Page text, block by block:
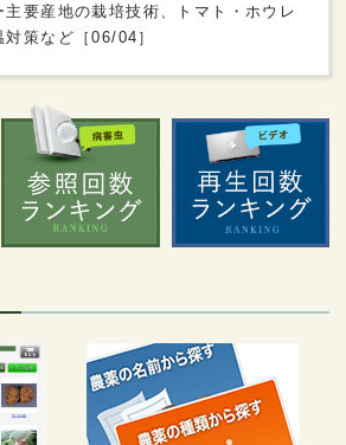
主要産地の栽培技術、トマト・ホウレ
対策など［06/04］